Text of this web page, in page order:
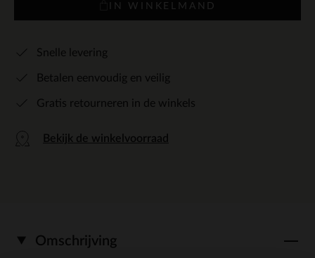
IN WINKELMAND
Snelle levering
Betalen eenvoudig en veilig
Gratis retourneren in de winkels
Bekijk de winkelvoorraad
Omschrijving